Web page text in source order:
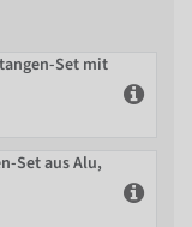
Set mit
Set aus Alu,